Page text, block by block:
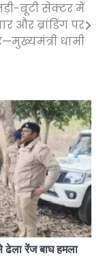
बूटी सेक्टर में
और ब्रांडिंग पर
धामी
ढेला रेंज बाघ हमला